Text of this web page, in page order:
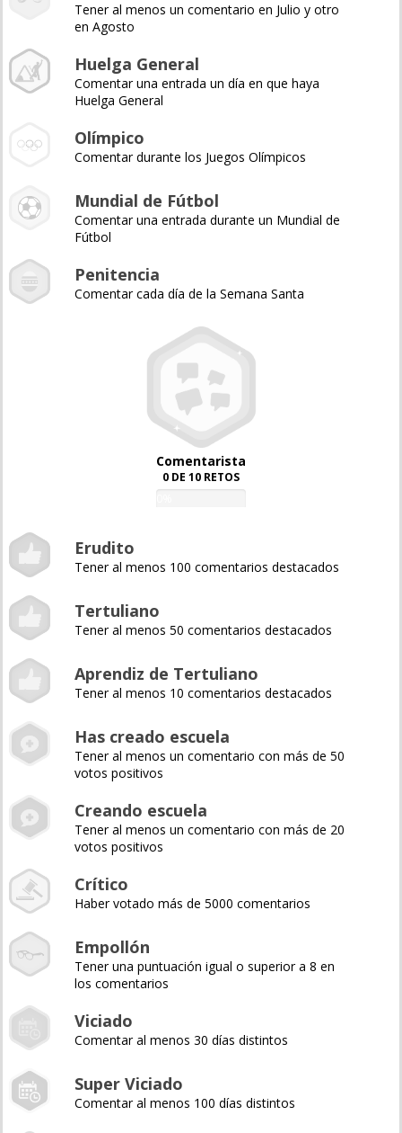
Tener al menos un comentario en Julio y otro
en Agosto
Huelga General
Comentar una entrada un día en que haya
Huelga General
Olímpico
Comentar durante los Juegos Olímpicos
Mundial de Fútbol
Comentar una entrada durante un Mundial de
Fútbol
Penitencia
Comentar cada día de la Semana Santa
Comentarista
0 DE 10 RETOS
Erudito
Tener al menos 100 comentarios destacados
Tertuliano
Tener al menos 50 comentarios destacados
Aprendiz de Tertuliano
Tener al menos 10 comentarios destacados
Has creado escuela
Tener al menos un comentario con más de 50
votos positivos
Creando escuela
Tener al menos un comentario con más de 20
votos positivos
Crítico
Haber votado más de 5000 comentarios
Empollón
Tener una puntuación igual o superior a 8 en
los comentarios
Viciado
Comentar al menos 30 días distintos
Super Viciado
Comentar al menos 100 días distintos